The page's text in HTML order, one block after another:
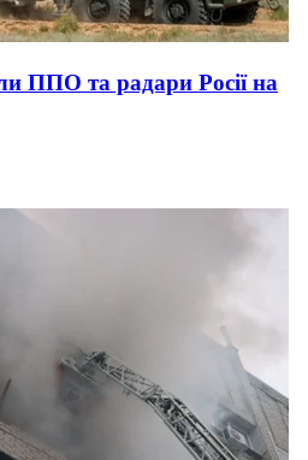
ППО та радари Росії на